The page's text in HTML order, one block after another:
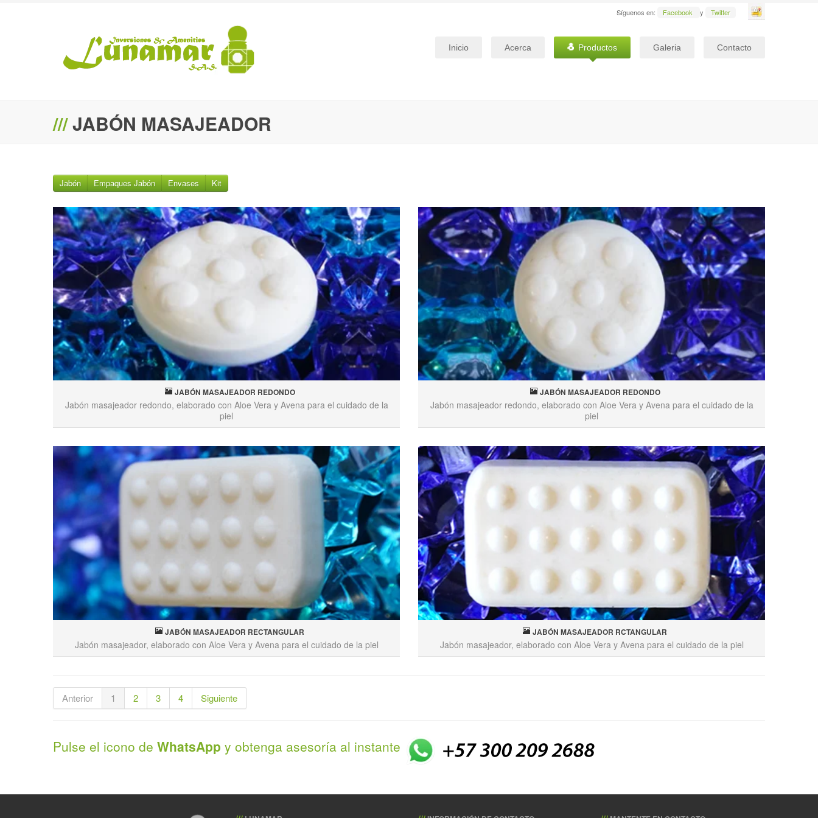
Síguenos en: Facebook y Twitter
Inicio Acerca Productos Galeria Contacto
///JABÓN MASAJEADOR
Jabón Empaques Jabón Envases Kit
JABÓN MASAJEADOR REDONDO
Jabón masajeador redondo, elaborado con Aloe Vera y Avena para el cuidado de la
piel
JABÓN MASAJEADOR REDONDO
Jabón masajeador redondo, elaborado con Aloe Vera y Avena para el cuidado de la
piel
JABÓN MASAJEADOR RECTANGULAR
Jabón masajeador, elaborado con Aloe Vera y Avena para el cuidado de la piel
JABÓN MASAJEADOR RCTANGULAR
Jabón masajeador, elaborado con Aloe Vera y Avena para el cuidado de la piel
Anterior 1 2 3 4 Siguiente
Pulse el icono de WhatsApp y obtenga asesoría al instante